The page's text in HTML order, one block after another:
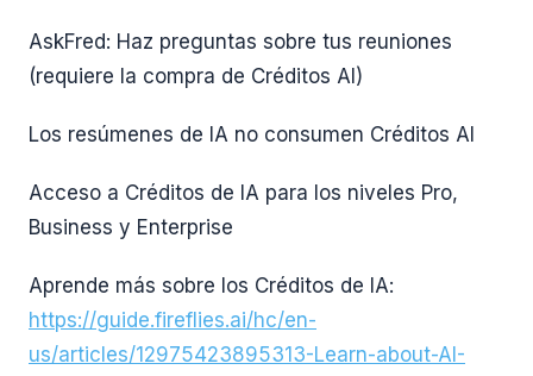
AskFred: Haz preguntas sobre tus reuniones
(requiere la compra de Créditos AI)
Los resúmenes de IA no consumen Créditos AI
Acceso a Créditos de IA para los niveles Pro,
Business y Enterprise
Aprende más sobre los Créditos de IA:
https://guide.fireflies.ai/hc/en-
us/articles/12975423895313-Learn-about-AI-